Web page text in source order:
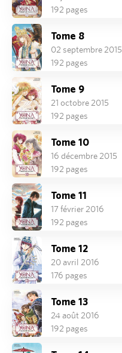
192 pages
Tome 8
02 septembre 2015
192 pages
Tome 9
21 octobre 2015
192 pages
Tome 10
16 décembre 2015
192 pages
Tome 11
17 février 2016
192 pages
Tome 12
20 avril 2016
176 pages
Tome 13
24 août 2016
192 pages